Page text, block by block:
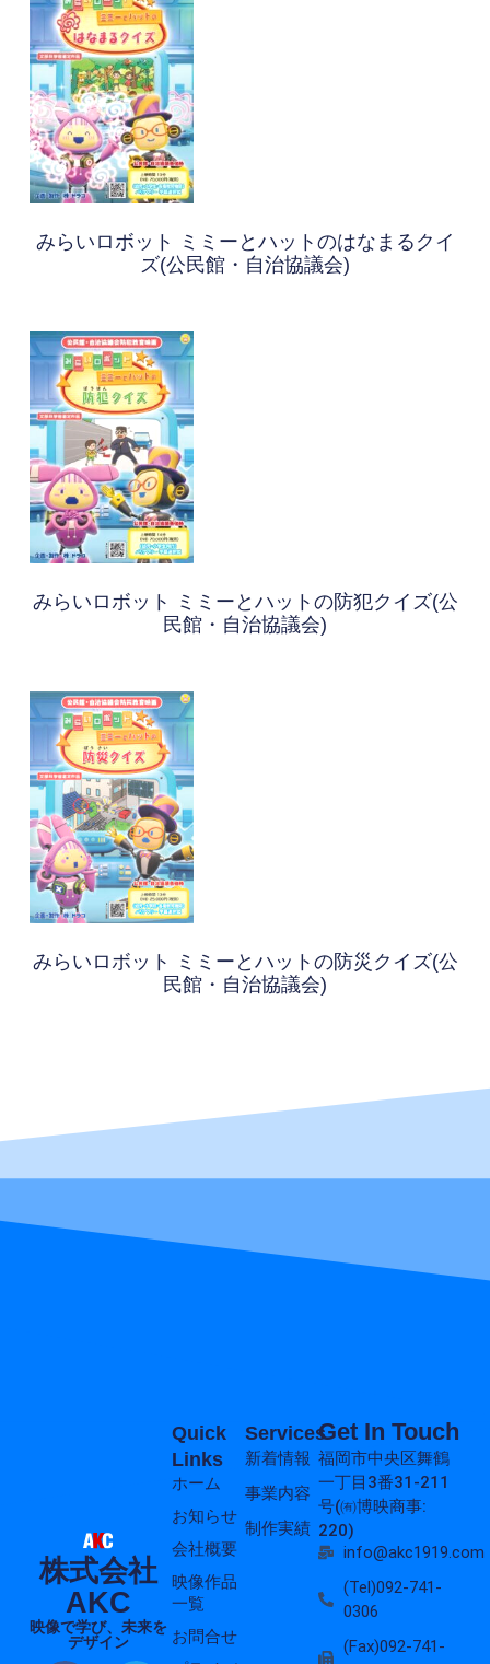
みらいロボット ミミーとハットのはなまるクイ
ズ(公民館・自治協議会)
みらいロボット ミミーとハットの防犯クイズ(公
民館・自治協議会)
みらいロボット ミミーとハットの防災クイズ(公
民館・自治協議会)
株式会社
AKC
映像で学び、未来を
デザイン
Services
新着情報
事業内容
制作実績
Quick
Links
ホーム
お知らせ
会社概要
映像作品
一覧
お問合せ
Get In Touch
福岡市中央区舞鶴
一丁目3番31-211
号(㈲博映商事:
220)
info@akc1919.com
(Tel)092-741-
0306
(Fax)092-741-